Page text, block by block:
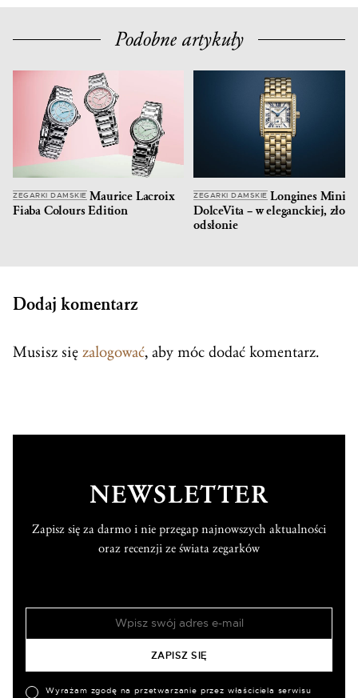
Podobne artykuły
ZEGARKI DAMSKIEMaurice Lacroix
Fiaba Colours Edition
ZEGARKI DAMSKIELongines Mini
DolceVita – w eleganckiej, złotej
odsłonie
Dodaj komentarz
Musisz się zalogować, aby móc dodać komentarz.
NEWSLETTER
Zapisz się za darmo i nie przegap najnowszych aktualności
oraz recenzji ze świata zegarków
Wyrażam zgodę na przetwarzanie przez właściciela serwisu